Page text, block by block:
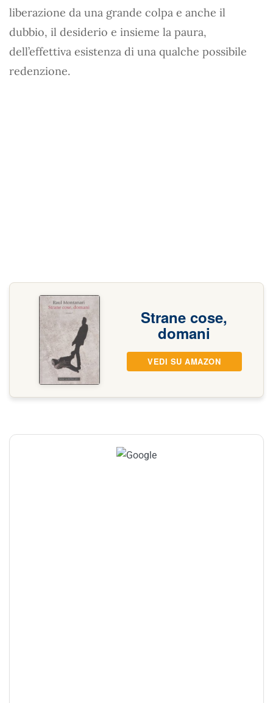
liberazione da una grande colpa e anche il
dubbio, il desiderio e insieme la paura,
dell’effettiva esistenza di una qualche possibile
redenzione.
Strane cose,
domani
VEDI SU AMAZON